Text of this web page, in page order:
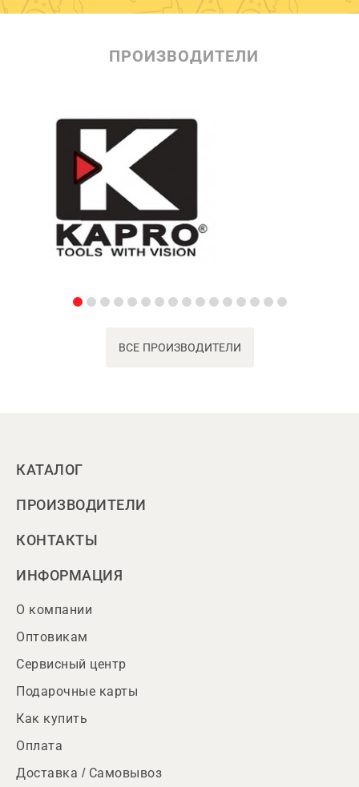
ПРОИЗВОДИТЕЛИ
ВСЕ ПРОИЗВОДИТЕЛИ
КАТАЛОГ
ПРОИЗВОДИТЕЛИ
КОНТАКТЫ
ИНФОРМАЦИЯ
О компании
Оптовикам
Сервисный центр
Подарочные карты
Как купить
Оплата
Доставка / Самовывоз